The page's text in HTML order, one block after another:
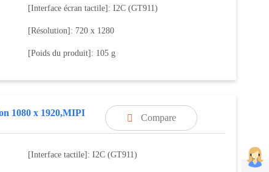
[Interface écran tactile]: I2C (GT911)
[Résolution]: 720 x 1280
[Poids du produit]: 105 g
 Compare
1080 x 1920,MIPI
[Interface tactile]: I2C (GT911)